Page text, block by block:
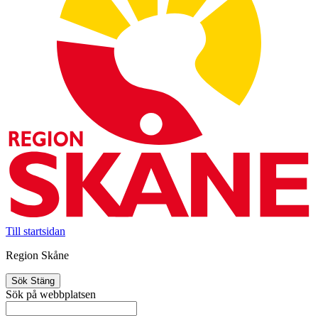
Till startsidan
Region Skåne
Sök Stäng
Sök på webbplatsen